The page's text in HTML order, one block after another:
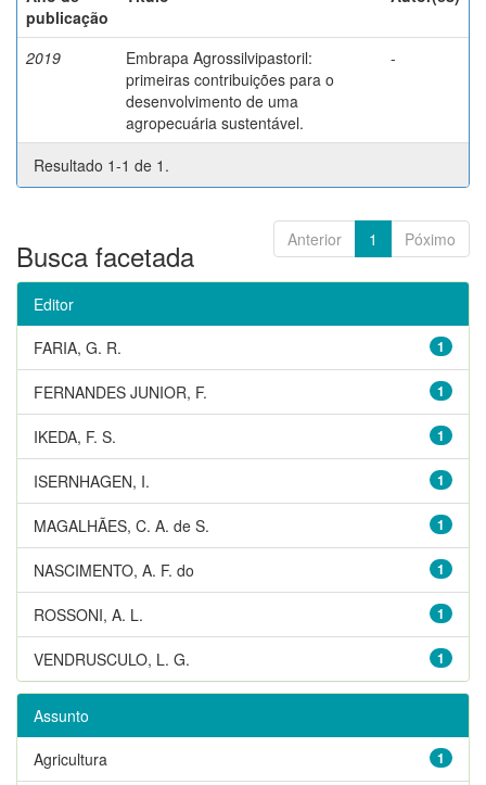
publicação
2019
Embrapa Agrossilvipastoril:
primeiras contribuições para o
desenvolvimento de uma
agropecuária sustentável.
-
Resultado 1-1 de 1.
Anterior 1 Póximo
Busca facetada
Editor
1
FARIA, G. R.
1
FERNANDES JUNIOR, F.
1
IKEDA, F. S.
1
ISERNHAGEN, I.
1
MAGALHÃES, C. A. de S.
1
NASCIMENTO, A. F. do
1
ROSSONI, A. L.
1
VENDRUSCULO, L. G.
Assunto
1
Agricultura